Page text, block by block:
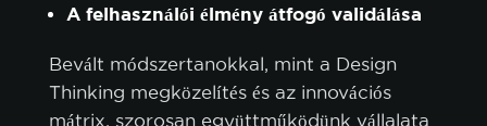
A felhasználói élmény átfogó validálása
Bevált módszertanokkal, mint a Design
Thinking megközelítés és az innovációs
mátrix, szorosan együttműködünk vállalata